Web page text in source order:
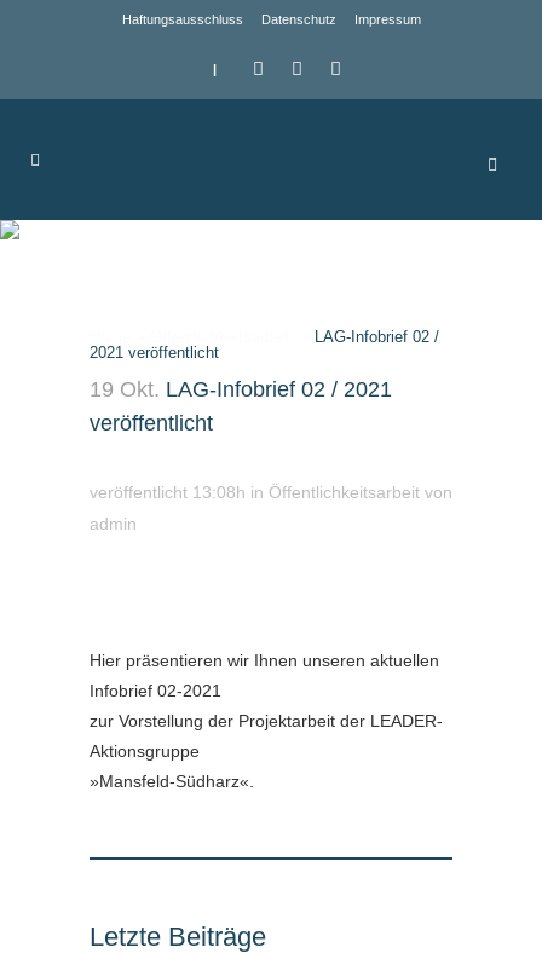
Haftungsausschluss Datenschutz Impressum
|
LAG-Infobrief 02 /
2021 veröffentlicht
19 Okt. LAG-Infobrief 02 / 2021
veröffentlicht
veröffentlicht 13:08h in Öffentlichkeitsarbeit von
admin
Hier präsentieren wir Ihnen unseren aktuellen
Infobrief 02-2021
zur Vorstellung der Projektarbeit der LEADER-
Aktionsgruppe
»Mansfeld-Südharz«.
Letzte Beiträge